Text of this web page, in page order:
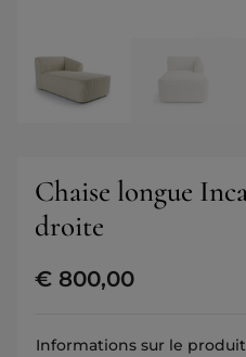
Chaise longue
droite
€ 800,00
Informations sur le produit